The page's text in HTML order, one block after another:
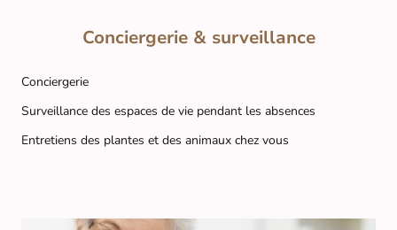
Conciergerie & surveillance
Conciergerie
Surveillance des espaces de vie pendant les absences
Entretiens des plantes et des animaux chez vous